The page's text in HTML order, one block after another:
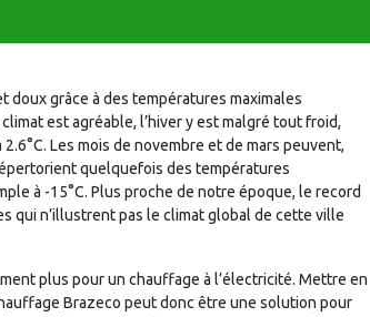
doux grâce à des températures maximales
est agréable, l’hiver y est malgré tout froid,
Les mois de novembre et de mars peuvent,
quelquefois des températures
à -15°C. Plus proche de notre époque, le record
qui n’illustrent pas le climat global de cette ville
plus pour un chauffage à l’électricité. Mettre en
Brazeco peut donc être une solution pour